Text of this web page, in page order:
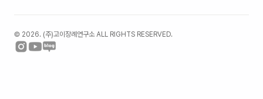
© 2026. (주)고이장례연구소 ALL RIGHTS RESERVED.